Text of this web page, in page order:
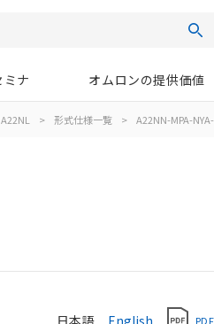
ミナ オムロンの提供価値
> 形式仕様一覧 > A22NN-MPA-
日本語 English